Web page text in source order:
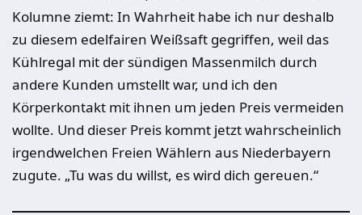
Kolumne ziemt: In Wahrheit habe ich nur deshalb
zu diesem edelfairen Weißsaft gegriffen, weil das
Kühlregal mit der sündigen Massenmilch durch
andere Kunden umstellt war, und ich den
Körperkontakt mit ihnen um jeden Preis vermeiden
wollte. Und dieser Preis kommt jetzt wahrscheinlich
irgendwelchen Freien Wählern aus Niederbayern
zugute. „Tu was du willst, es wird dich gereuen.“